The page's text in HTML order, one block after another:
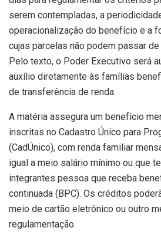
serem contempladas, a
operacionalização do benefício e a
cujas parcelas não podem passar
Pelo texto, o Poder Executivo será
auxílio diretamente às famílias
de transferência de renda.
A matéria assegura um benefício
inscritas no Cadastro Único para
(CadÚnico), com renda familiar
igual a meio salário mínimo ou que
integrantes pessoa que receba
continuada (BPC). Os créditos
meio de cartão eletrônico ou outro
regulamentação.